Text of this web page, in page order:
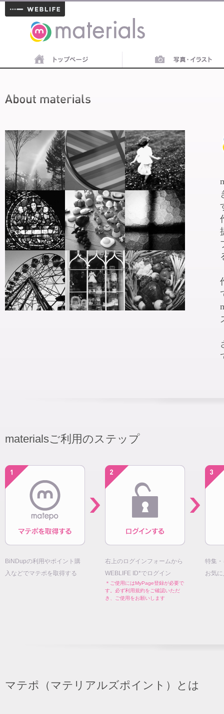
materials
materialsご利用のステップ
BiNDupの利用やポイント購
入などでマテポを取得する
右上のログインフォームから
WEBLIFE ID*でログイン
＊ご使用にはMyPage登録が必要で
す。必ず利用規約をご確認いただ
き、ご使用をお願いします
特集
お気
マテポ（マテリアルズポイント）とは